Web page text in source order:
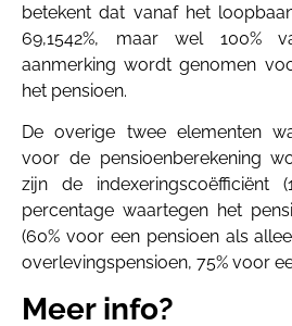
betekent dat vanaf het
69,1542%, maar wel 100%
aanmerking wordt genomen
het pensioen.
De overige twee elementen
voor de pensioenberekening
zijn de
percentage waartegen het
(60% voor een pensioen als
overlevingspensioen, 75% voor
Meer info?